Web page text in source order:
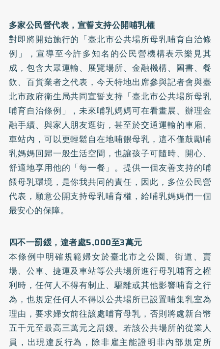
多家公民營代表，宣誓支持公開哺乳權
對即將開始施行的「臺北市公共場所母乳哺育自治條
例」，宣導至今許多知名的公民營機構表示樂見其
成，包含大眾運輸、展覽場所、金融機構、圖書、餐
飲、百貨業者之代表，今天特地出席參與記者會與臺
北市政府衛生局共同宣誓支持「臺北市公共場所母乳
哺育自治條例」，未來哺乳媽媽可在看畫展、辦理金
融手續、與家人朋友逛街，甚至於交通運輸的車廂、
車站內，可以更輕鬆自在地哺餵母乳，這不僅鼓勵哺
乳媽媽回歸一般生活空間，也讓孩子可隨時、開心、
舒適地享用他的「每一餐」。提供一個友善支持的哺
餵母乳環境，是你我共同的責任，因此，多位公民營
代表，願意公開支持母乳哺育權，給哺乳媽媽們一個
最安心的保障。
四不一罰鍰，違者處5,000至3萬元
本條例中明確規範婦女於臺北市之公園、街道、賣
場、公車、捷運及車站等公共場所進行母乳哺育之權
利時，任何人不得有制止、驅離或其他影響哺育之行
為，也規定任何人不得以公共場所已設置哺集乳室為
理由，要求婦女前往該處哺育母乳，否則將處新台幣
五千元至最高三萬元之罰鍰。若該公共場所的從業人
員，出現違反行為，除非雇主能證明非內部規定所